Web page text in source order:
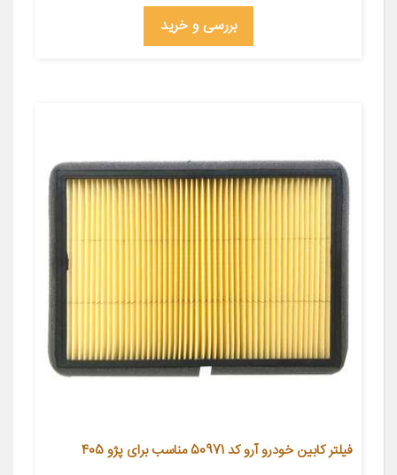
بررسی و خرید
فیلتر کابین خودرو آرو کد 50971 مناسب برای پژو 405